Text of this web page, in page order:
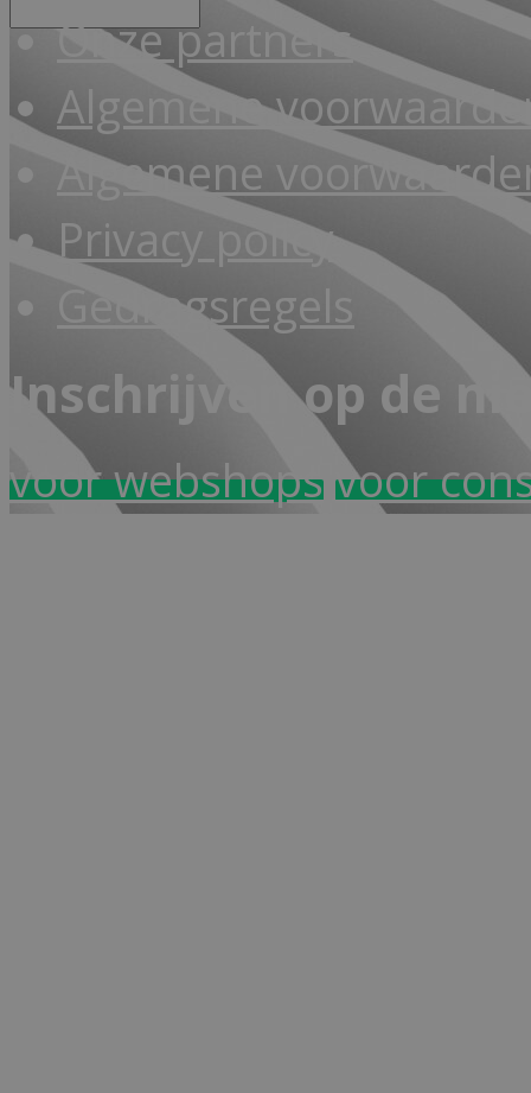
Onze partners
Algemene
Algemene
Privacy policy
Gedragsregels
Inschrijven op de
voor webshopsvoor